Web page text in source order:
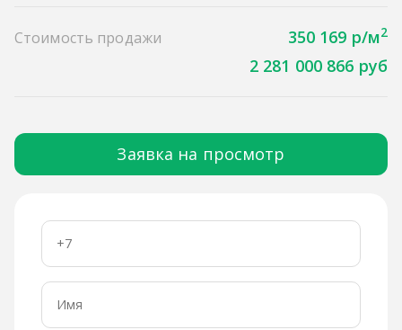
Стоимость продажи 350 169 р/м2
2 281 000 866 руб
Заявка на просмотр